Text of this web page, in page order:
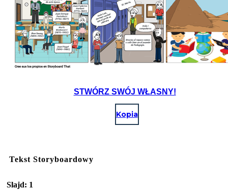
STWÓRZ SWÓJ WŁASNY!
Kopia
Tekst Storyboardowy
Slajd: 1